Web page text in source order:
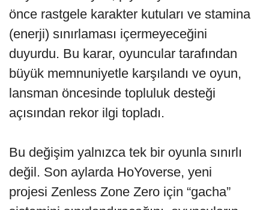
önce rastgele karakter kutuları ve stamina
(enerji) sınırlaması içermeyeceğini
duyurdu. Bu karar, oyuncular tarafından
büyük memnuniyetle karşılandı ve oyun,
lansman öncesinde topluluk desteği
açısından rekor ilgi topladı.
Bu değişim yalnızca tek bir oyunla sınırlı
değil. Son aylarda HoYoverse, yeni
projesi Zenless Zone Zero için “gacha”